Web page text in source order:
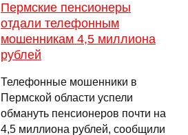
Пермские пенсионеры
отдали телефонным
мошенникам 4,5 миллиона
рублей
Телефонные мошенники в
Пермской области успели
обмануть пенсионеров почти на
4,5 миллиона рублей, сообщили